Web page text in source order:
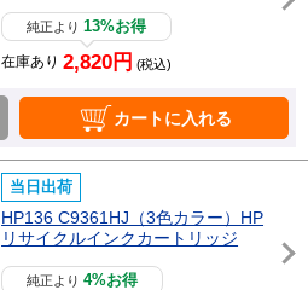
純正より13%お得
在庫あり 2,820円 (税込)
カートに入れる
当日出荷
HP136 C9361HJ（3色カラー）HP
リサイクルインクカートリッジ
純正より4%お得